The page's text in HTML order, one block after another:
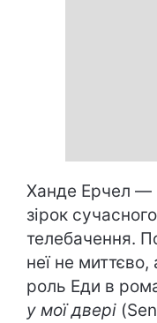
Ханде Ерчел —
зірок
телебачення.
неї не миттєво,
роль Еди в
у мої двері